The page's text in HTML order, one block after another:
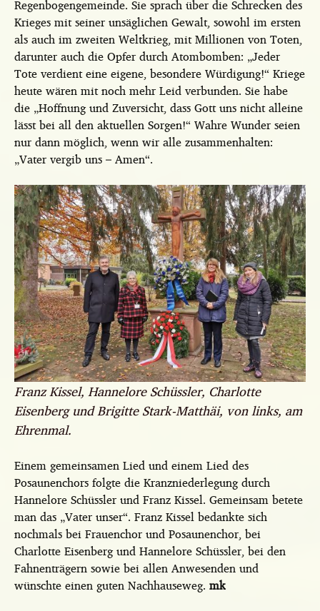
Regenbogengemeinde. Sie sprach über die Schrecken des
Krieges mit seiner unsäglichen Gewalt, sowohl im ersten
als auch im zweiten Weltkrieg, mit Millionen von Toten,
darunter auch die Opfer durch Atombomben: „Jeder
Tote verdient eine eigene, besondere Würdigung!“ Kriege
heute wären mit noch mehr Leid verbunden. Sie habe
die „Hoffnung und Zuversicht, dass Gott uns nicht alleine
lässt bei all den aktuellen Sorgen!“ Wahre Wunder seien
nur dann möglich, wenn wir alle zusammenhalten:
„Vater vergib uns – Amen“.
Franz Kissel, Hannelore Schüssler, Charlotte
Eisenberg und Brigitte Stark-Matthäi, von links, am
Ehrenmal.
Einem gemeinsamen Lied und einem Lied des
Posaunenchors folgte die Kranzniederlegung durch
Hannelore Schüssler und Franz Kissel. Gemeinsam betete
man das „Vater unser“. Franz Kissel bedankte sich
nochmals bei Frauenchor und Posaunenchor, bei
Charlotte Eisenberg und Hannelore Schüssler, bei den
Fahnenträgern sowie bei allen Anwesenden und
wünschte einen guten Nachhauseweg. mk